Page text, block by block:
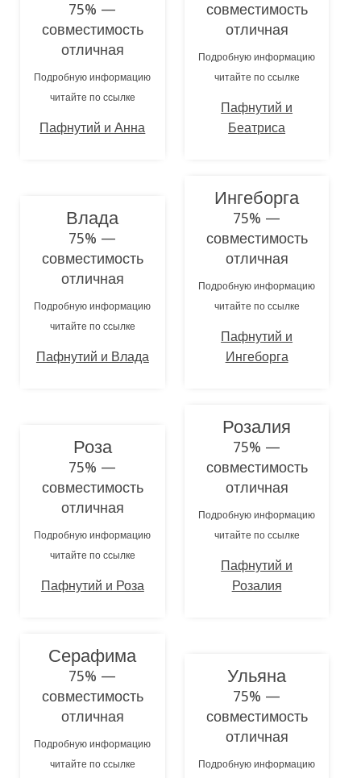
75% —
совместимость
отличная
Подробную информацию
читайте по ссылке
Пафнутий и Анна
совместимость
отличная
Подробную информацию
читайте по ссылке
Пафнутий и
Беатриса
Влада
75% —
совместимость
отличная
Подробную информацию
читайте по ссылке
Пафнутий и Влада
Ингеборга
75% —
совместимость
отличная
Подробную информацию
читайте по ссылке
Пафнутий и
Ингеборга
Роза
75% —
совместимость
отличная
Подробную информацию
читайте по ссылке
Пафнутий и Роза
Розалия
75% —
совместимость
отличная
Подробную информацию
читайте по ссылке
Пафнутий и
Розалия
Серафима
75% —
совместимость
отличная
Подробную информацию
читайте по ссылке
Ульяна
75% —
совместимость
отличная
Подробную информацию